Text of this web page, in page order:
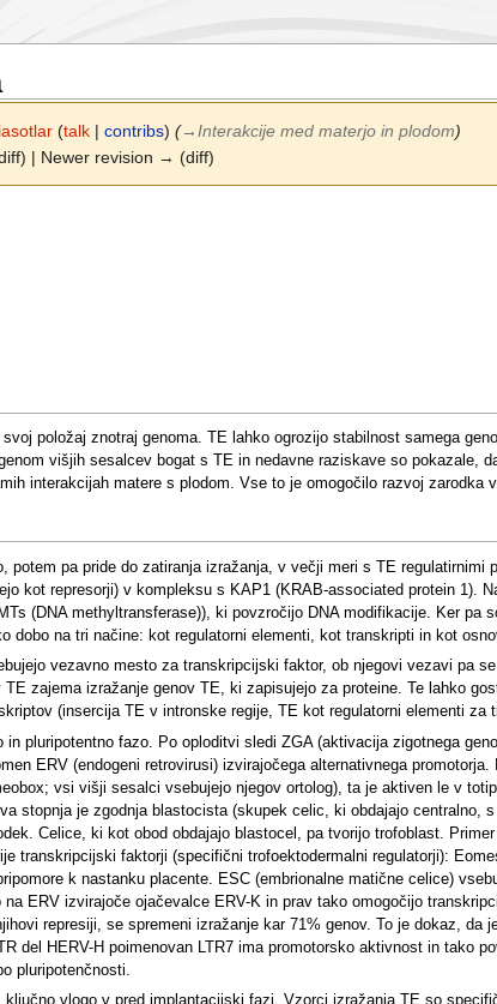
(talk |contribs) (→Interakcije med materjo in plodom)
| Newer revision → (diff)
svoj položaj znotraj genoma. TE lahko ogrozijo stabilnost samega
višjih sesalcev bogat s TE in nedavne raziskave so pokazale,
interakcijah matere s plodom. Vse to je omogočilo razvoj zarodka
potem pa pride do zatiranja izražanja, v večji meri s TE
kot represorji) v kompleksu s KAP1 (KRAB-associated protein 1).
(DNA methyltransferase)), ki povzročijo DNA modifikacije. Ker
dobo na tri načine: kot regulatorni elementi, kot transkripti in kot
vezavno mesto za transkripcijski faktor, ob njegovi vezavi pa
zajema izražanje genov TE, ki zapisujejo za proteine. Te lahko
(insercija TE v intronske regije, TE kot regulatorni elementi za
pluripotentno fazo. Po oploditvi sledi ZGA (aktivacija zigotnega
ERV (endogeni retrovirusi) izvirajočega alternativnega
vsi višji sesalci vsebujejo njegov ortolog), ta je aktiven le v
stopnja je zgodnja blastocista (skupek celic, ki obdajajo
Celice, ki kot obod obdajajo blastocel, pa tvorijo trofoblast.
transkripcijski faktorji (specifični trofoektodermalni regulatorji):
k nastanku placente. ESC (embrionalne matične celice)
ERV izvirajoče ojačevalce ERV-K in prav tako omogočijo
represiji, se spremeni izražanje kar 71% genov. To je dokaz,
del HERV-H poimenovan LTR7 ima promotorsko aktivnost in tako
pluripotenčnosti.
vlogo v pred implantacijski fazi. Vzorci izražanja TE so